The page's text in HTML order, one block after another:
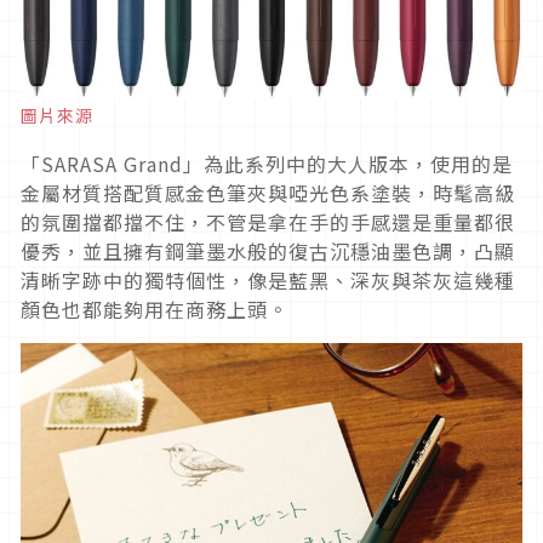
圖片來源
「SARASA Grand」為此系列中的大人版本，使用的是
金屬材質搭配質感金色筆夾與啞光色系塗裝，時髦高級
的氛圍擋都擋不住，不管是拿在手的手感還是重量都很
優秀，並且擁有鋼筆墨水般的復古沉穩油墨色調，凸顯
清晰字跡中的獨特個性，像是藍黑、深灰與茶灰這幾種
顏色也都能夠用在商務上頭。